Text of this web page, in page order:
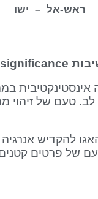
ראש-אל – ישו
טעם של זיהוי מה
להקדיש אנרגיה
של פרטים קטנים